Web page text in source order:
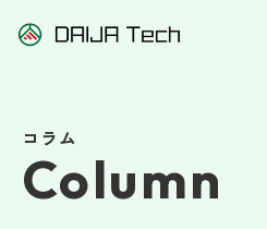
コラム
Column